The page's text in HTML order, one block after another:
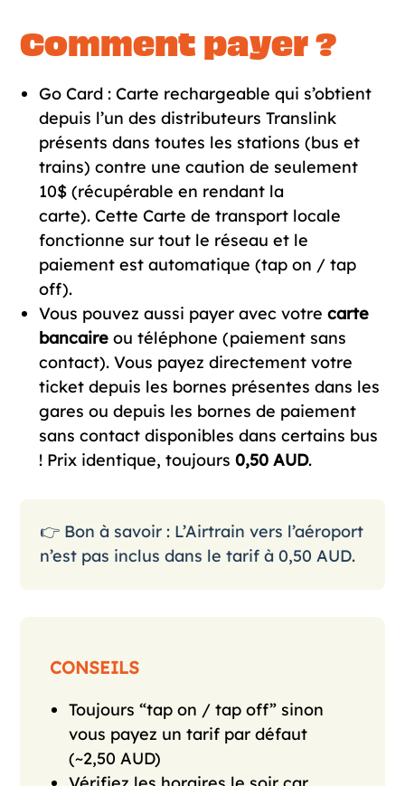
Comment payer ?
Go Card: Carte rechargeable qui s’obtient
depuis l’un des distributeurs Translink
présents dans toutes les stations (bus et
trains) contre une caution de seulement
10$ (récupérable en rendant la
carte). Cette Carte de transport locale
fonctionne sur tout le réseau et le
paiement est automatique (tap on / tap
off).
Vous pouvez aussi payer avec votre carte
bancaireou téléphone (paiement sans
contact). Vous payez directement votre
ticket depuis les bornes présentes dans les
gares ou depuis les bornes de paiement
sans contact disponibles dans certains bus
! Prix identique, toujours 0,50 AUD.
👉 Bon à savoir : L’Airtrain vers l’aéroport
n’est pas inclus dans le tarif à 0,50 AUD.
CONSEILS
Toujours “tap on / tap off” sinon
vous payez un tarif par défaut
(~2,50 AUD)